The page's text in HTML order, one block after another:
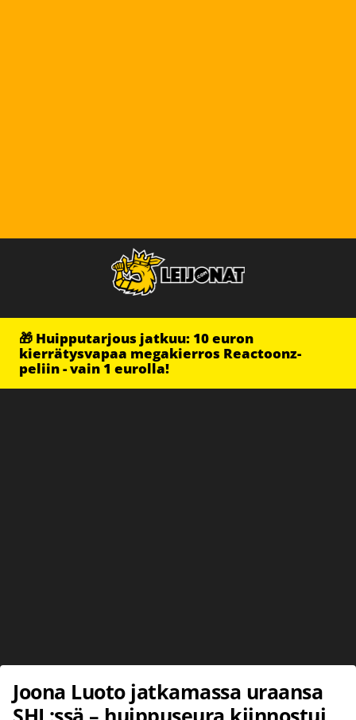
🎁 Huipputarjous jatkuu: 10 euron
kierrätysvapaa megakierros Reactoonz-
peliin - vain 1 eurolla!
Joona Luoto jatkamassa uraansa